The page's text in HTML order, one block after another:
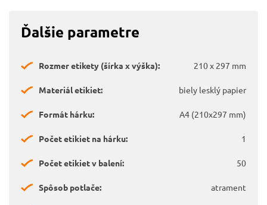
Ďalšie parametre
Rozmer etikety (šírka x výška): 210 x 297 mm
Materiál etikiet: biely lesklý papier
Formát hárku: A4 (210x297 mm)
Počet etikiet na hárku: 1
Počet etikiet v balení: 50
Spôsob potlače: atrament